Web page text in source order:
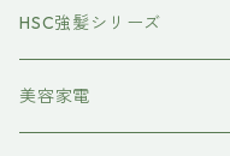
トステアケア
レブリン酸ケア
HSC強髪シリーズ
アイラッシュ
美容家電